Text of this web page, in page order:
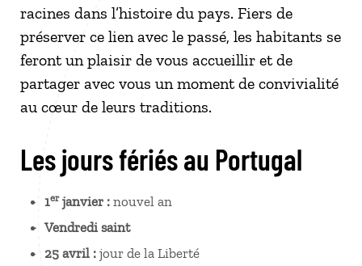
racines dans l’histoire du pays. Fiers de
préserver ce lien avec le passé, les habitants se
feront un plaisir de vous accueillir et de
partager avec vous un moment de convivialité
au cœur de leurs traditions.
Les jours fériés au Portugal
1erjanvier : nouvel an
Vendredi saint
25 avril : jour de la Liberté